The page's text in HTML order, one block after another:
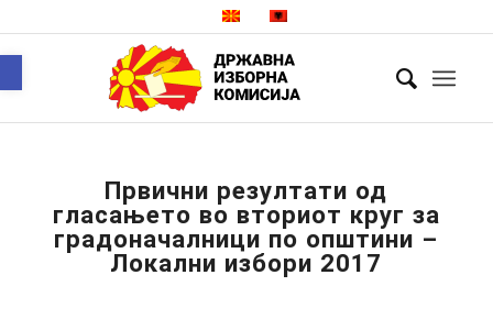
Првични резултати од
гласањето во вториот круг за
градоначалници по општини –
Локални избори 2017
Open toolbar